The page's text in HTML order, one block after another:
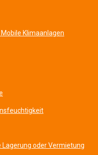
Klimaanlagen
oder Vermietung